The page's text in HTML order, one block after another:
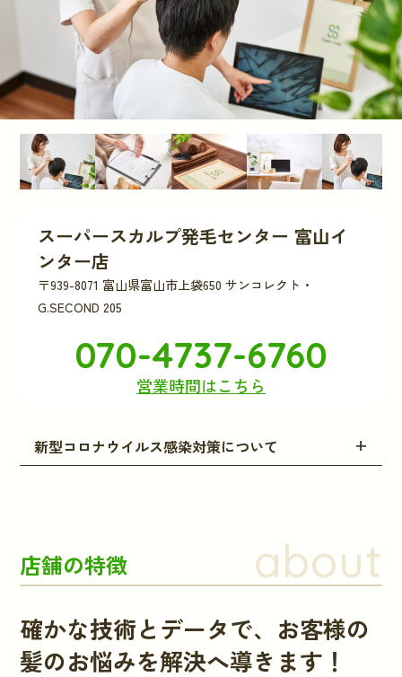
スーパースカルプ発毛センター 富山イ
ンター店
〒939-8071 富山県富山市上袋650 サンコレクト・
G.SECOND 205
070-4737-6760
営業時間はこちら
新型コロナウイルス感染対策について
店舗の特徴 about
確かな技術とデータで、お客様の
髪のお悩みを解決へ導きます！